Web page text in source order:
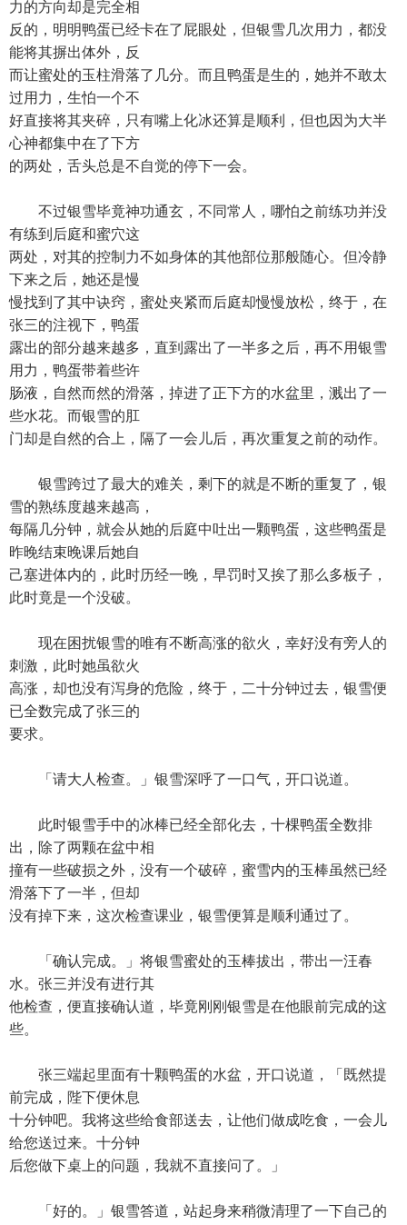
力的方向却是完全相
反的，明明鸭蛋已经卡在了屁眼处，但银雪几次用力，都没
能将其摒出体外，反
而让蜜处的玉柱滑落了几分。而且鸭蛋是生的，她并不敢太
过用力，生怕一个不
好直接将其夹碎，只有嘴上化冰还算是顺利，但也因为大半
心神都集中在了下方
的两处，舌头总是不自觉的停下一会。
不过银雪毕竟神功通玄，不同常人，哪怕之前练功并没
有练到后庭和蜜穴这
两处，对其的控制力不如身体的其他部位那般随心。但冷静
下来之后，她还是慢
慢找到了其中诀窍，蜜处夹紧而后庭却慢慢放松，终于，在
张三的注视下，鸭蛋
露出的部分越来越多，直到露出了一半多之后，再不用银雪
用力，鸭蛋带着些许
肠液，自然而然的滑落，掉进了正下方的水盆里，溅出了一
些水花。而银雪的肛
门却是自然的合上，隔了一会儿后，再次重复之前的动作。
银雪跨过了最大的难关，剩下的就是不断的重复了，银
雪的熟练度越来越高，
每隔几分钟，就会从她的后庭中吐出一颗鸭蛋，这些鸭蛋是
昨晚结束晚课后她自
己塞进体内的，此时历经一晚，早罚时又挨了那么多板子，
此时竟是一个没破。
现在困扰银雪的唯有不断高涨的欲火，幸好没有旁人的
刺激，此时她虽欲火
高涨，却也没有泻身的危险，终于，二十分钟过去，银雪便
已全数完成了张三的
要求。
「请大人检查。」银雪深呼了一口气，开口说道。
此时银雪手中的冰棒已经全部化去，十棵鸭蛋全数排
出，除了两颗在盆中相
撞有一些破损之外，没有一个破碎，蜜雪内的玉棒虽然已经
滑落下了一半，但却
没有掉下来，这次检查课业，银雪便算是顺利通过了。
「确认完成。」将银雪蜜处的玉棒拔出，带出一汪春
水。张三并没有进行其
他检查，便直接确认道，毕竟刚刚银雪是在他眼前完成的这
些。
张三端起里面有十颗鸭蛋的水盆，开口说道，「既然提
前完成，陛下便休息
十分钟吧。我将这些给食部送去，让他们做成吃食，一会儿
给您送过来。十分钟
后您做下桌上的问题，我就不直接问了。」
「好的。」银雪答道，站起身来稍微清理了一下自己的